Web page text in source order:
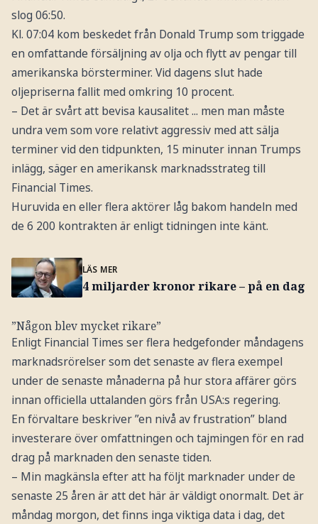
slog 06:50.
Kl. 07:04 kom beskedet från Donald Trump som triggade
en omfattande försäljning av olja och flytt av pengar till
amerikanska börsterminer. Vid dagens slut hade
oljepriserna fallit med omkring 10 procent.
– Det är svårt att bevisa kausalitet ... men man måste
undra vem som vore relativt aggressiv med att sälja
terminer vid den tidpunkten, 15 minuter innan Trumps
inlägg, säger en amerikansk marknadsstrateg till
Financial Times.
Huruvida en eller flera aktörer låg bakom handeln med
de 6 200 kontrakten är enligt tidningen inte känt.
LÄS MER
4 miljarder kronor rikare – på en dag
”Någon blev mycket rikare”
Enligt Financial Times ser flera hedgefonder måndagens
marknadsrörelser som det senaste av flera exempel
under de senaste månaderna på hur stora affärer görs
innan officiella uttalanden görs från USA:s regering.
En förvaltare beskriver ”en nivå av frustration” bland
investerare över omfattningen och tajmingen för en rad
drag på marknaden den senaste tiden.
– Min magkänsla efter att ha följt marknader under de
senaste 25 åren är att det här är väldigt onormalt. Det är
måndag morgon, det finns inga viktiga data i dag, det